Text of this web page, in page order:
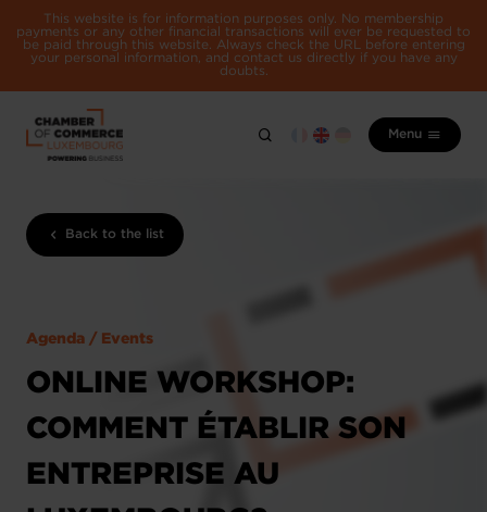
This website is for information purposes only. No membership
payments or any other financial transactions will ever be requested to
be paid through this website. Always check the URL before entering
your personal information, and contact us directly if you have any
doubts.
Menu
Back to the list
Agenda / Events
ONLINE WORKSHOP:
COMMENT ÉTABLIR SON
ENTREPRISE AU